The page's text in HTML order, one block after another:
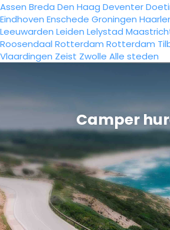
Assen Breda Den Haag Deventer
Eindhoven Enschede Groningen
Leeuwarden Leiden Lelystad
Roosendaal Rotterdam Rotterdam
Vlaardingen Zeist Zwolle Alle steden
Camper